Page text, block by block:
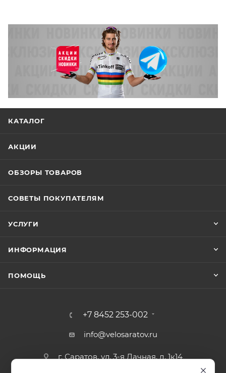
КАТАЛОГ
АКЦИИ
ОБЗОРЫ ТОВАРОВ
СОВЕТЫ ПОКУПАТЕЛЯМ
УСЛУГИ
ИНФОРМАЦИЯ
ПОМОЩЬ
+7 8452 253-002
info@velosaratov.ru
г. Саратов, ул. 3-я Дачная, д. 1к14